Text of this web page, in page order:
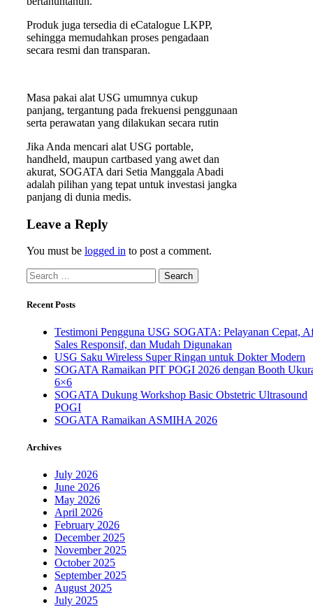
Produk juga tersedia di eCatalogue LKPP,
sehingga memudahkan proses pengadaan
secara resmi dan transparan.
Masa pakai alat USG umumnya cukup
panjang, tergantung pada frekuensi penggunaan
serta perawatan yang dilakukan secara rutin
Jika Anda mencari alat USG portable,
handheld, maupun cartbased yang awet dan
akurat, SOGATA dari Setia Manggala Abadi
adalah pilihan yang tepat untuk investasi jangka
panjang di dunia medis.
Leave a Reply
You must be logged in to post a comment.
Recent Posts
Testimoni Pengguna USG SOGATA: Pelayanan Cepat,
Sales Responsif, dan Mudah Digunakan
USG Saku Wireless Super Ringan untuk Dokter Modern
SOGATA Ramaikan PIT POGI 2026 dengan Booth
6×6
SOGATA Dukung Workshop Basic Obstetric Ultrasound
POGI
SOGATA Ramaikan ASMIHA 2026
Archives
July 2026
June 2026
May 2026
April 2026
February 2026
December 2025
November 2025
October 2025
September 2025
August 2025
July 2025